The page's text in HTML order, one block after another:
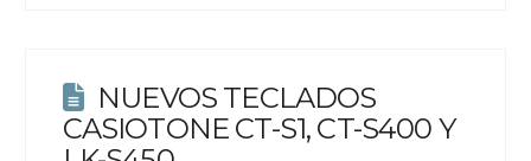
NUEVOS TECLADOS
CASIOTONE CT-S1, CT-S400 Y